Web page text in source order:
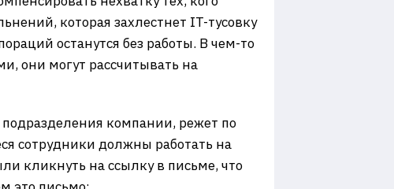
которая захлестнет IT-тусовку
останутся без работы. В чем-то
они могут рассчитывать на
компании, режет по
сотрудники должны работать на
кликнуть на ссылку в письме, что